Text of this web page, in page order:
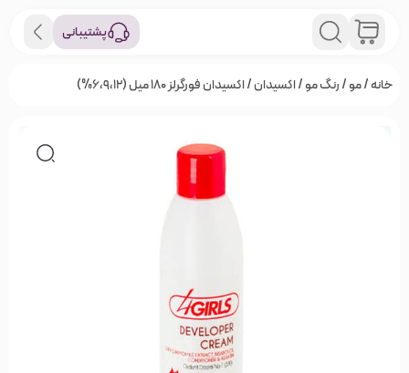
پشتیبانی
خانه/مو/رنگ مو/اکسیدان/ اکسیدان‌ فورگرلز ۱۸۰ میل (6،9،12%)